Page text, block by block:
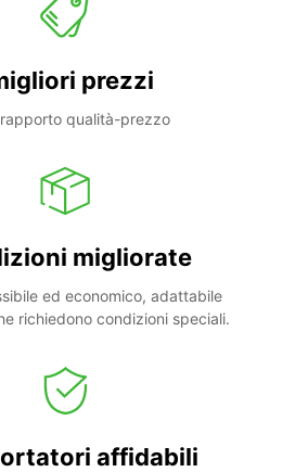
prezzi
qualità-prezzo
migliorate
ed economico, adattabile
richiedono condizioni speciali.
affidabili